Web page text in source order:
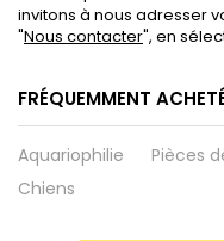
invitons à nous adresser
"Nous contacter", en
FRÉQUEMMENT
Aquariophilie Pièces
Chiens